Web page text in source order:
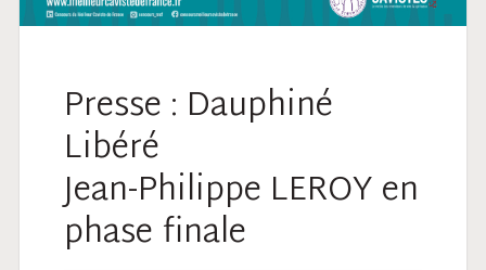
Presse : Dauphiné
Libéré
Jean-Philippe LEROY en
phase finale